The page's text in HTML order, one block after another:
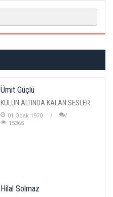
Ümit Güçlü
KÜLÜN ALTINDA KALAN SESLER
01 Ocak 1970
15365
Hilal Solmaz